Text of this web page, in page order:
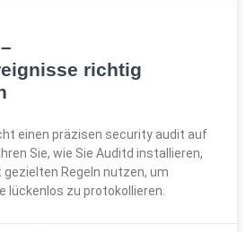
richtig
einen präzisen security audit auf
Sie, wie Sie Auditd installieren,
Regeln nutzen, um
lückenlos zu protokollieren.